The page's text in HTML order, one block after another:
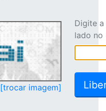
[trocar imagem]
Digite
lado no